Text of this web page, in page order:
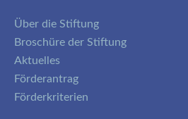
Über die Stiftung
Broschüre der Stiftung
Aktuelles
Förderantrag
Förderkriterien